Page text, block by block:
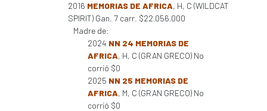
2016 MEMORIAS DE AFRICA, H, C (WILDCAT
SPIRIT) Gan. 7 carr. $22.056.000
Madre de:
2024 NN 24 MEMORIAS DE
AFRICA, H, C (GRAN GRECO) No
corrió $0
2025 NN 25 MEMORIAS DE
AFRICA, M, C (GRAN GRECO) No
corrió $0